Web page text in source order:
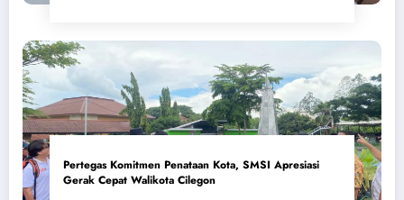
Pertegas Komitmen Penataan Kota, SMSI Apresiasi
Gerak Cepat Walikota Cilegon